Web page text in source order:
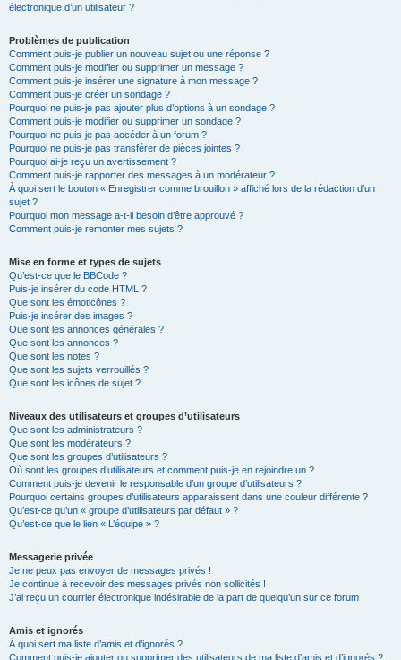
électronique d’un utilisateur ?
Problèmes de publication
Comment puis-je publier un nouveau sujet ou une réponse ?
Comment puis-je modifier ou supprimer un message ?
Comment puis-je insérer une signature à mon message ?
Comment puis-je créer un sondage ?
Pourquoi ne puis-je pas ajouter plus d’options à un sondage ?
Comment puis-je modifier ou supprimer un sondage ?
Pourquoi ne puis-je pas accéder à un forum ?
Pourquoi ne puis-je pas transférer de pièces jointes ?
Pourquoi ai-je reçu un avertissement ?
Comment puis-je rapporter des messages à un modérateur ?
À quoi sert le bouton « Enregistrer comme brouillon » affiché lors de la rédaction d’un
sujet ?
Pourquoi mon message a-t-il besoin d’être approuvé ?
Comment puis-je remonter mes sujets ?
Mise en forme et types de sujets
Qu’est-ce que le BBCode ?
Puis-je insérer du code HTML ?
Que sont les émoticônes ?
Puis-je insérer des images ?
Que sont les annonces générales ?
Que sont les annonces ?
Que sont les notes ?
Que sont les sujets verrouillés ?
Que sont les icônes de sujet ?
Niveaux des utilisateurs et groupes d’utilisateurs
Que sont les administrateurs ?
Que sont les modérateurs ?
Que sont les groupes d’utilisateurs ?
Où sont les groupes d’utilisateurs et comment puis-je en rejoindre un ?
Comment puis-je devenir le responsable d’un groupe d’utilisateurs ?
Pourquoi certains groupes d’utilisateurs apparaissent dans une couleur différente ?
Qu’est-ce qu’un « groupe d’utilisateurs par défaut » ?
Qu’est-ce que le lien « L’équipe » ?
Messagerie privée
Je ne peux pas envoyer de messages privés !
Je continue à recevoir des messages privés non sollicités !
J’ai reçu un courrier électronique indésirable de la part de quelqu’un sur ce forum !
Amis et ignorés
À quoi sert ma liste d’amis et d’ignorés ?
Comment puis-je ajouter ou supprimer des utilisateurs de ma liste d’amis et d’ignorés ?